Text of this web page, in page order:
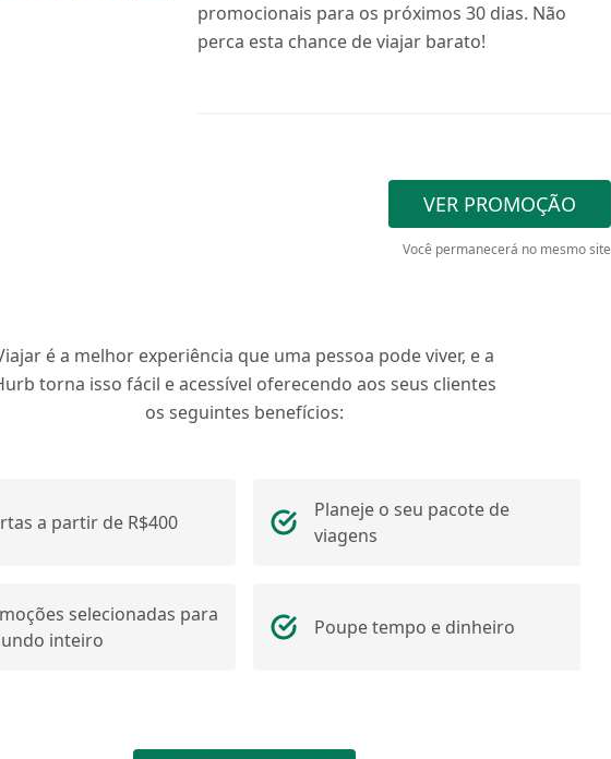
promocionais para os próximos 30 dias. Não
perca esta chance de viajar barato!
VER PROMOÇÃO
Você permanecerá no mesmo site
é a melhor experiência que uma pessoa pode viver, e a
torna isso fácil e acessível oferecendo aos seus clientes
os seguintes benefícios:
a partir de R$400
Planeje o seu pacote de
viagens
selecionadas para
inteiro
Poupe tempo e dinheiro